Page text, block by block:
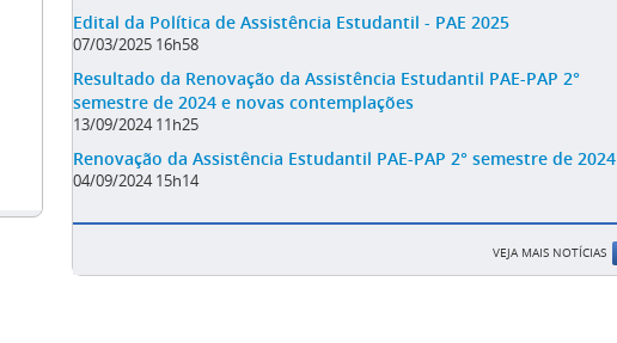
Edital da Política de Assistência Estudantil - PAE 2025
07/03/2025 16h58
Resultado da Renovação da Assistência Estudantil PAE-PAP 2°
semestre de 2024 e novas contemplações
13/09/2024 11h25
Renovação da Assistência Estudantil PAE-PAP 2° semestre de 2024
04/09/2024 15h14
VEJA MAIS NOTÍCIAS